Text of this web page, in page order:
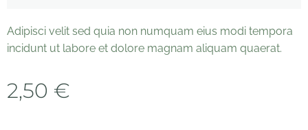
Adipisci velit sed quia non numquam eius modi tempora
incidunt ut labore et dolore magnam aliquam quaerat.
2,50 €